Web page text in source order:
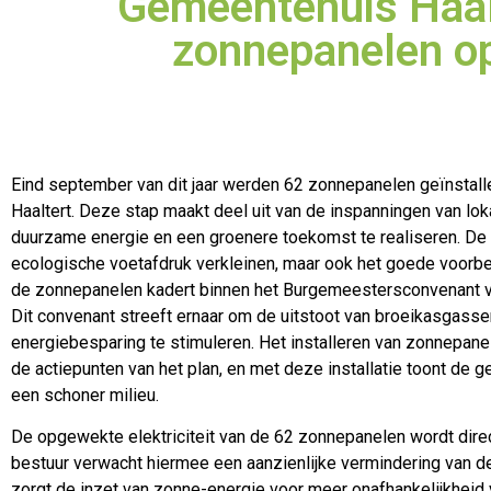
zonnepanelen
Eind september van dit jaar werden 62 zonnepanelen
Haaltert. Deze stap maakt deel uit van de inspanningen van
duurzame energie en een groenere toekomst te realiseren.
ecologische voetafdruk verkleinen, maar ook het goede
de zonnepanelen kadert binnen het Burgemeestersconvenant
Dit convenant streeft ernaar om de uitstoot van
energiebesparing te stimuleren. Het installeren van
de actiepunten van het plan, en met deze installatie toont de
een schoner milieu.
De opgewekte elektriciteit van de 62 zonnepanelen wordt
bestuur verwacht hiermee een aanzienlijke vermindering van